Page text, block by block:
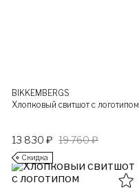
BIKKEMBERGS
Хлопковый свитшот с логотипом
13 830 ₽ 19 760 ₽
Скидка